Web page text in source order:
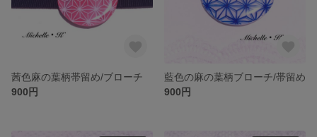
茜色麻の葉柄帯留め/ブローチ
900円
藍色の麻の葉柄ブローチ/帯留め
900円